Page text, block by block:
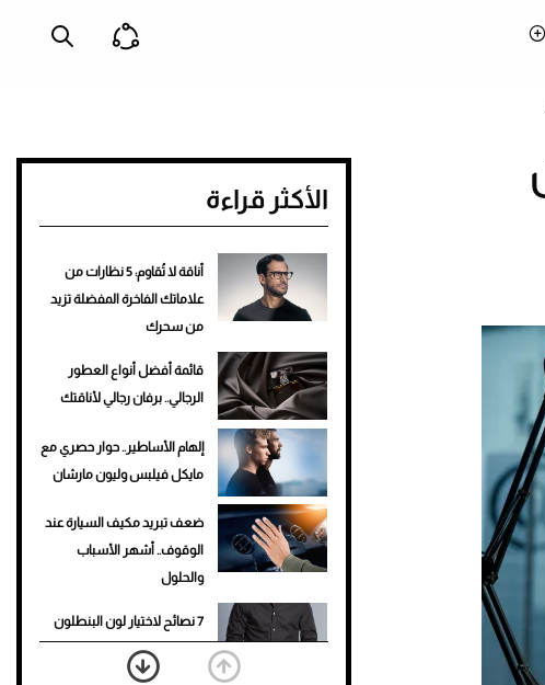
الأكثر قراءة
أناقة لا تُقاوم: 5 نظارات من
علاماتك الفاخرة المفضلة تزيد
من سحرك
قائمة أفضل أنواع العطور
الرجالي.. برفان رجالي لأناقتك
إلهام الأساطير.. حوار حصري مع
مايكل فيلبس وليون مارشان
ضعف تبريد مكيف السيارة عند
الوقوف.. أشهر الأسباب
والحلول
7 نصائح لاختيار لون البنطلون
المناسب للقميص الأسود